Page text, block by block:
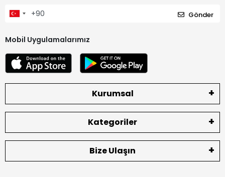
Gönder
Mobil Uygulamalarımız
Kurumsal
Kategoriler
Bize Ulaşın